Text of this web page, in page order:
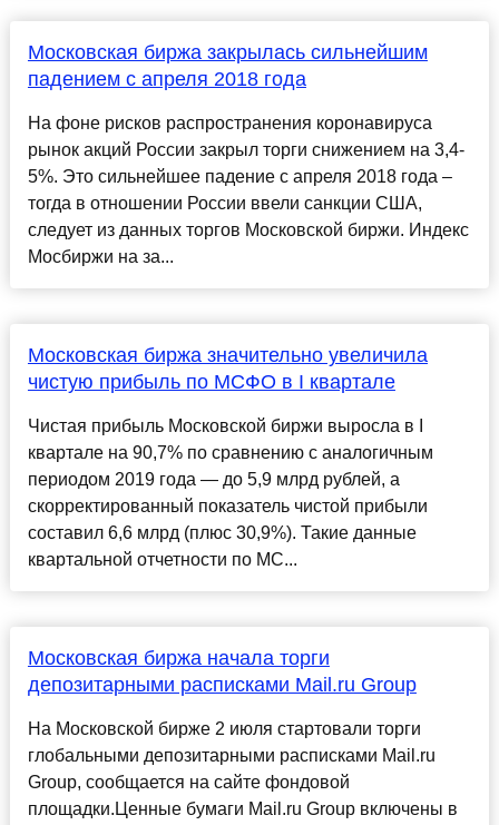
Московская биржа закрылась сильнейшим
падением с апреля 2018 года
На фоне рисков распространения коронавируса
рынок акций России закрыл торги снижением на 3,4-
5%. Это сильнейшее падение с апреля 2018 года –
тогда в отношении России ввели санкции США,
следует из данных торгов Московской биржи. Индекс
Мосбиржи на за...
Московская биржа значительно увеличила
чистую прибыль по МСФО в I квартале
Чистая прибыль Московской биржи выросла в I
квартале на 90,7% по сравнению с аналогичным
периодом 2019 года — до 5,9 млрд рублей, а
скорректированный показатель чистой прибыли
составил 6,6 млрд (плюс 30,9%). Такие данные
квартальной отчетности по МС...
Московская биржа начала торги
депозитарными расписками Mail.ru Group
На Московской бирже 2 июля стартовали торги
глобальными депозитарными расписками Mail.ru
Group, сообщается на сайте фондовой
площадки.Ценные бумаги Mail.ru Group включены в